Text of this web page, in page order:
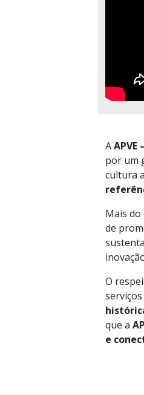
A
por um
cultura
Mais do
de
O
que a
e